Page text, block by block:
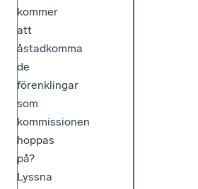
kommer
att
åstadkomma
de
förenklingar
som
kommissionen
hoppas
på?
Lyssna